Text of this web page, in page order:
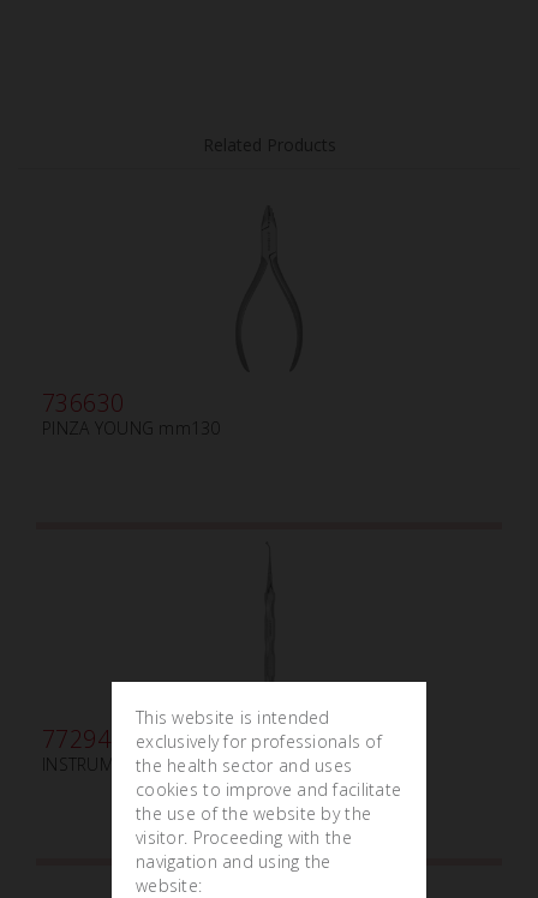
736630
PINZA YOUNG mm130
772945
INSTRUMENTO PARA FLEXIÓN DISTAL N.2
This website is intended
exclusively for professionals of
the health sector and uses
cookies to improve and facilitate
the use of the website by the
visitor. Proceeding with the
navigation and using the
website: